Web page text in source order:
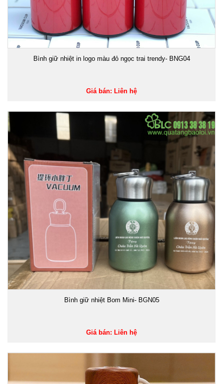
Bình giữ nhiệt in logo màu đỏ ngọc trai trendy- BNG04
Giá bán: Liên hệ
Bình giữ nhiệt Bom Mini- BGN05
Giá bán: Liên hệ